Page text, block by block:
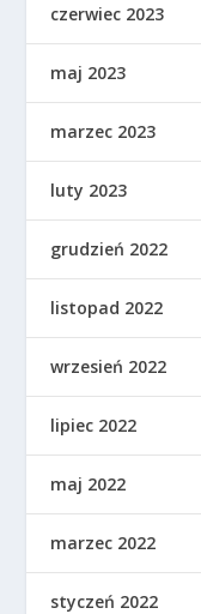
czerwiec 2023
maj 2023
marzec 2023
luty 2023
grudzień 2022
listopad 2022
wrzesień 2022
lipiec 2022
maj 2022
marzec 2022
styczeń 2022